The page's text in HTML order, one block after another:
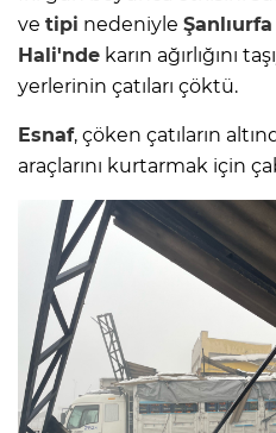
ve tipi nedeniyle Şanlıurfa
Hali'nde karın ağırlığını
yerlerinin çatıları çöktü.
Esnaf, çöken çatıların
araçlarını kurtarmak için